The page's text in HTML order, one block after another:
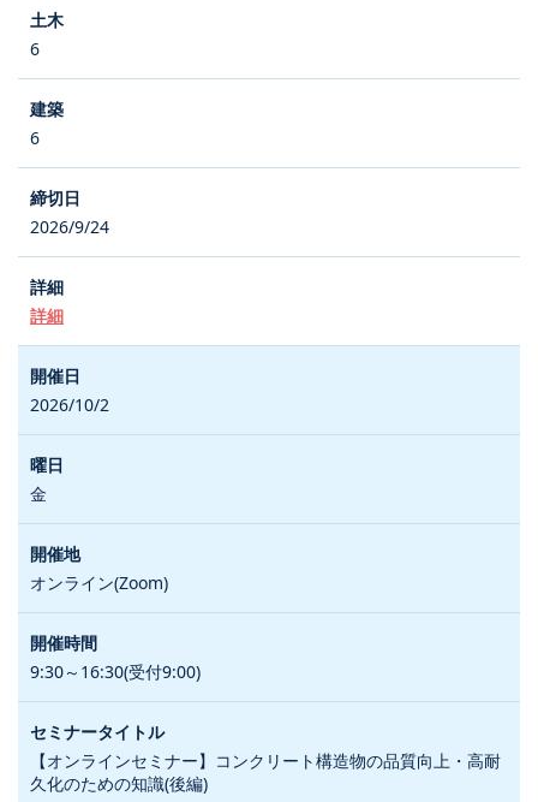
6
6
2026/9/24
詳細
2026/10/2
金
オンライン(Zoom)
9:30～16:30(受付9:00)
【オンラインセミナー】コンクリート構造物の品質向上・高耐
久化のための知識(後編)